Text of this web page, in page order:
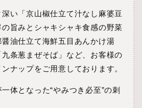
い「京山椒仕立て汁なし麻婆豆
旨みとシャキシャキ食感の野菜
油仕立て海鮮五目あんかけ湯
条葱まぜそば」など、お客様の
ナップをご用意しております。
体となった“やみつき必至”の刺